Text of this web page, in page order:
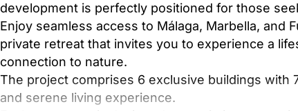
development is perfectly positioned for those
Enjoy seamless access to Málaga, Marbella, and
private retreat that invites you to experience a
connection to nature.
The project comprises 6 exclusive buildings with
and serene living experience.